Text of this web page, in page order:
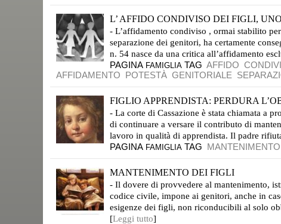
L’ AFFIDO CONDIVISO DEI FIGLI,
- L’affidamento condiviso , ormai stabilito
separazione dei genitori, ha certamente
n. 54 nasce da una critica all’affidamento
PAGINA FAMIGLIA TAG AFFIDO
AFFIDAMENTO POTESTÀ GENITORIALE
FIGLIO APPRENDISTA: PERDURA
- La corte di Cassazione è stata chiamata a
di continuare a versare il contributo di
lavoro in qualità di apprendista. Il padre
PAGINA FAMIGLIA TAG MANTENIMENTO
MANTENIMENTO DEI FIGLI
- Il dovere di provvedere al mantenimento,
codice civile, impone ai genitori, anche in
esigenze dei figli, non riconducibili al solo
[Leggi tutto]